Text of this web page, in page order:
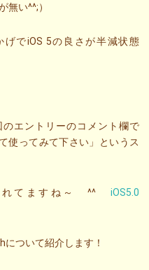
無い^^;）
げでiOS 5の良さが半減状態
エントリーのコメント欄で
使ってみて下さい」というス
れてますね～ ^^ iOS5.0
ついて紹介します！